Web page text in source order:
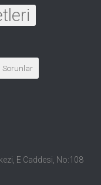
Sorunlar
E Caddesi, No:108